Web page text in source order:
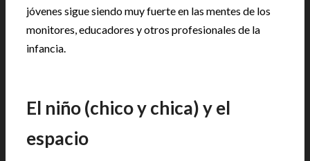
jóvenes sigue siendo muy fuerte en las mentes de los
monitores, educadores y otros profesionales de la
infancia.
El niño (chico y chica) y el
espacio